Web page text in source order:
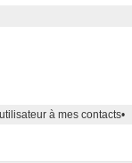
à mes contacts•